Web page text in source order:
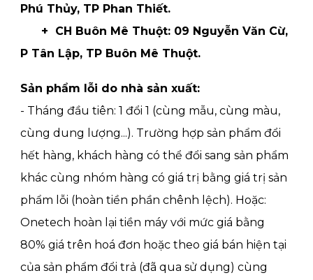
Phú Thủy, TP Phan Thiết.
+ CH Buôn Mê Thuột: 09 Nguyễn Văn Cừ,
P Tân Lập, TP Buôn Mê Thuột.
Sản phẩm lỗi do nhà sản xuất:
- Tháng đầu tiên: 1 đổi 1 (cùng mẫu, cùng màu,
cùng dung lượng...). Trường hợp sản phẩm đổi
hết hàng, khách hàng có thể đổi sang sản phẩm
khác cùng nhóm hàng có giá trị bằng giá trị sản
phẩm lỗi (hoàn tiền phần chênh lệch). Hoặc:
Onetech hoàn lại tiền máy với mức giá bằng
80% giá trên hoá đơn hoặc theo giá bán hiện tại
của sản phẩm đổi trả (đã qua sử dụng) cùng